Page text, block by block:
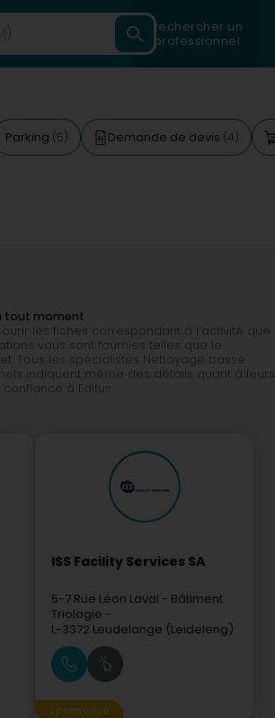
Rechercher un
professionnel
Parking (5) Demande de devis (4)
tout moment
les fiches correspondant à l’activité que
vous sont fournies telles que le
Tous les spécialistes Nettoyage basse
indiquent même des détails quant à leurs
à Editus.
ISS Facility Services SA
5-7 Rue Léon Laval - Bâtiment
Triologie -
L-3372 Leudelange (Leideleng)
Sponsorisé